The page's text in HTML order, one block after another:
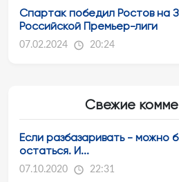
Спартак победил Ростов на
Российской Премьер-лиги
07.02.2024 20:24
Свежие
Если разбазаривать - можно
остаться. И...
07.10.2020 22:31